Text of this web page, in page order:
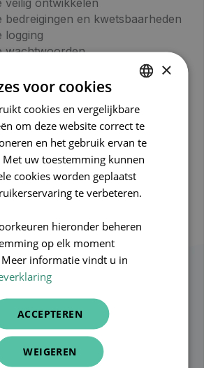
veilig ontwikkelen
bedreigingen en kwetsbaarheden
logging
wachtwoorden
toegang op afstand
of Conduct
Medical Device
onze CareConnect Imaging
MDR CE markering gehaald voor
applicatie. Deze CE markering
Mediadent v8 applicatie voldoet
DUTCH
FRENCH
×
voor cookies
cookies en vergelijkbare
om deze website correct te
en het gebruik ervan te
Met uw toestemming kunnen
cookies worden geplaatst
te verbeteren.
hieronder beheren
op elk moment
Meer informatie vindt u in
ACCEPTEREN
WEIGEREN